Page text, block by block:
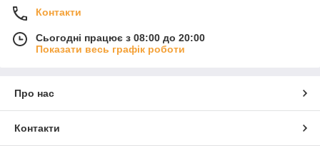
Контакти
Сьогодні працює з 08:00 до 20:00
Показати весь графік роботи
Про нас
Контакти